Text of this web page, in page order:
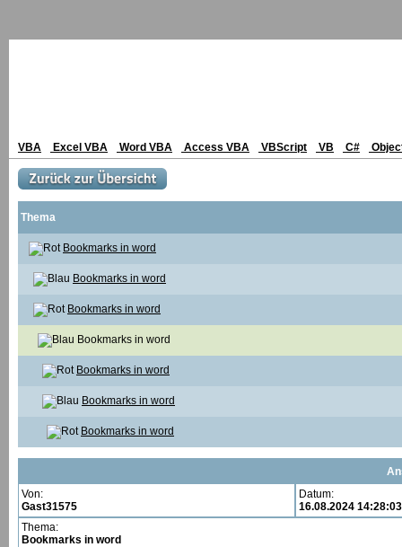
VBA Excel VBA Word VBA Access VBA VBScript VB C#
Thema
Bookmarks in word
Bookmarks in word
Bookmarks in word
Bookmarks in word
Bookmarks in word
Bookmarks in word
Bookmarks in word
Von:
Gast31575
Datum:
16.08.2024 14:28:03
Thema:
Bookmarks in word